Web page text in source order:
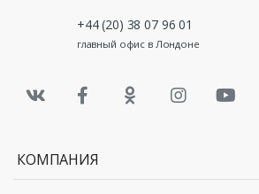
+44 (20) 38 07 96 01
главный офис в Лондоне
КОМПАНИЯ